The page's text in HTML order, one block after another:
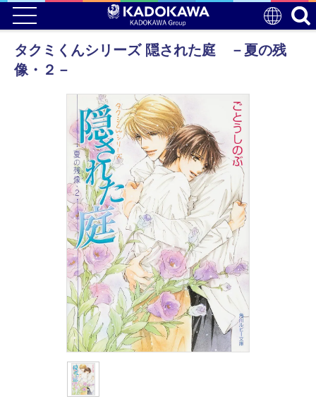
タクミくんシリーズ 隠された庭 －夏の残
像・２－